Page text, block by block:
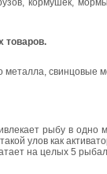
кормушек,
товаров.
металла,
рыбу в одно
улов как
на целых 5